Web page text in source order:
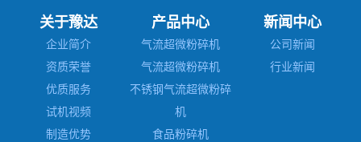
关于豫达
企业简介
资质荣誉
优质服务
试机视频
制造优势
产品中心
气流超微粉碎机
气流超微粉碎机
不锈钢气流超微粉碎
机
食品粉碎机
新闻中心
公司新闻
行业新闻